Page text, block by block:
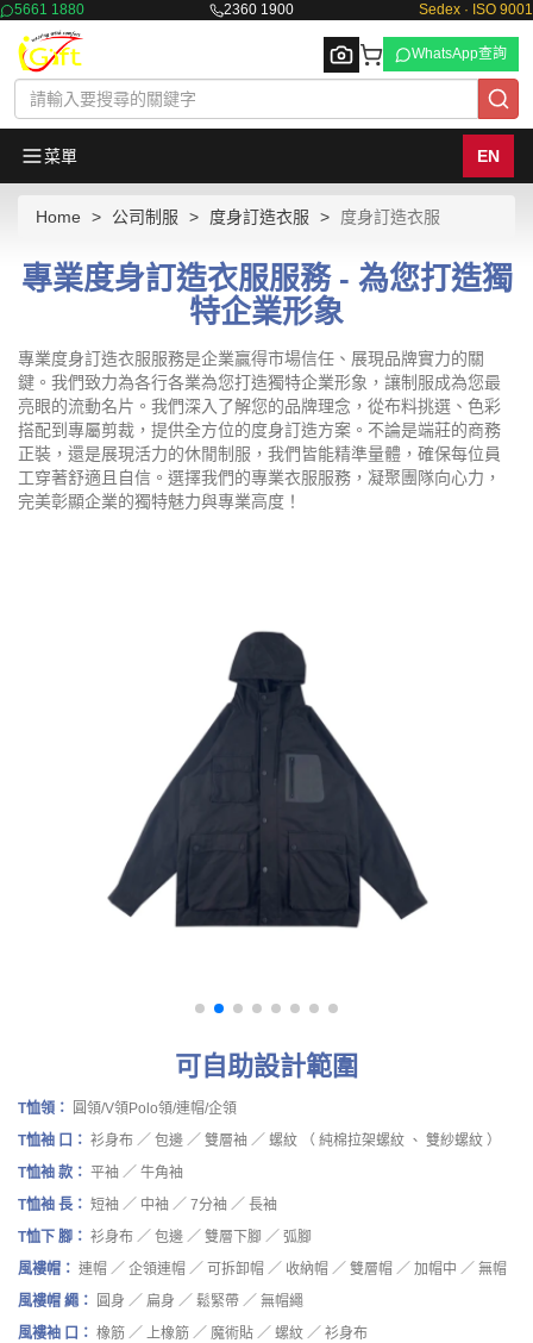
5661 1880 2360 1900 Sedex · ISO 9001
Browse
WhatsApp查詢
菜單 EN
Home 公司制服 度身訂造衣服 度身訂造衣服
專業度身訂造衣服服務 - 為您打造獨
特企業形象
專業度身訂造衣服服務是企業贏得市場信任、展現品牌實力的關
鍵。我們致力為各行各業為您打造獨特企業形象，讓制服成為您最
亮眼的流動名片。我們深入了解您的品牌理念，從布料挑選、色彩
搭配到專屬剪裁，提供全方位的度身訂造方案。不論是端莊的商務
正裝，還是展現活力的休閒制服，我們皆能精準量體，確保每位員
工穿著舒適且自信。選擇我們的專業衣服服務，凝聚團隊向心力，
完美彰顯企業的獨特魅力與專業高度！
可自助設計範圍
T恤領：
圓領/V領Polo領/連帽/企領
T恤袖 口： 衫身布 ／ 包邊 ／ 雙層袖 ／ 螺紋 （ 純棉拉架螺紋 、 雙紗螺紋 ）
T恤袖 款： 平袖 ／ 牛角袖
T恤袖 長： 短袖 ／ 中袖 ／ 7分袖 ／ 長袖
T恤下 腳： 衫身布 ／ 包邊 ／ 雙層下腳 ／ 弧腳
風褸帽： 連帽 ／ 企領連帽 ／ 可拆卸帽 ／ 收納帽 ／ 雙層帽 ／ 加帽中 ／ 無帽
風褸帽 繩：
圓身 ／ 扁身 ／ 鬆緊帶 ／ 無帽繩
風褸袖 口： 橡筋 ／ 上橡筋 ／ 魔術貼 ／ 螺紋 ／ 衫身布